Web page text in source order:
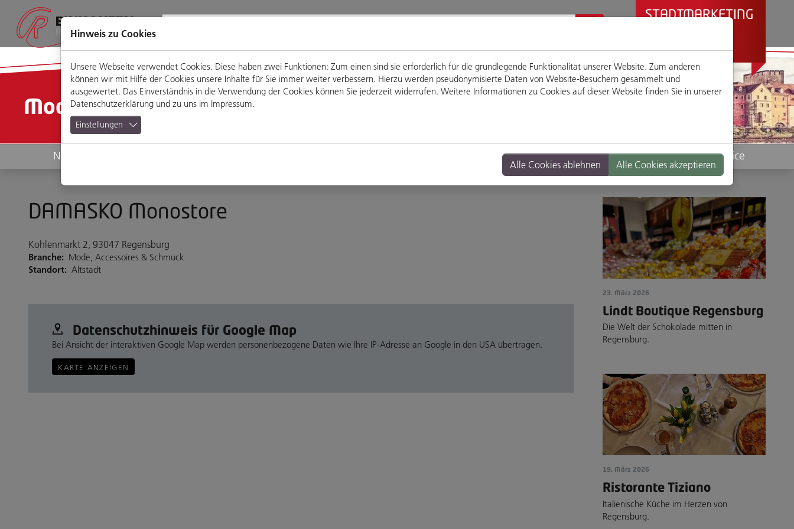
Seiteninhalt
Hauptmenü
Footermenü
Website-
Suche
STADTMARKETING
PRÄSENTIERT
Mode & Accessoires
News Veranstaltungen Standorte Service
DAMASKO Monostore
Kohlenmarkt 2, 93047 Regensburg
Branche: Mode, Accessoires & Schmuck
Standort: Altstadt
Datenschutz­hinweis für Google Map
Bei Ansicht der interaktiven Google Map werden personenbezogene Daten wie Ihre IP-Adresse an Google in den USA übertragen.
KARTE ANZEIGEN
23. März 2026
Lindt Boutique Regensburg
Die Welt der Schokolade mitten in
Regensburg.
19. März 2026
Ristorante Tiziano
Italienische Küche im Herzen von
Regensburg.
Hinweis zu Cookies
Unsere Webseite verwendet Cookies. Diese haben zwei Funktionen: Zum einen sind sie erforderlich für die grundlegende Funktionalität unserer Website. Zum anderen
können wir mit Hilfe der Cookies unsere Inhalte für Sie immer weiter verbessern. Hierzu werden pseudonymisierte Daten von Website-Besuchern gesammelt und
ausgewertet. Das Einverständnis in die Verwendung der Cookies können Sie jederzeit widerrufen. Weitere Informationen zu Cookies auf dieser Website finden Sie in unserer
Datenschutzerklärung und zu uns im Impressum.
Einstellungen
Alle Cookies ablehnen Alle Cookies akzeptieren